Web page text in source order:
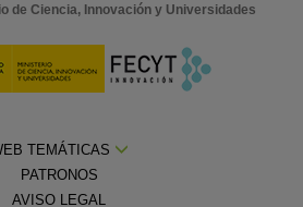
de Ciencia, Innovación y Universidades
TEMÁTICAS
PATRONOS
AVISO LEGAL